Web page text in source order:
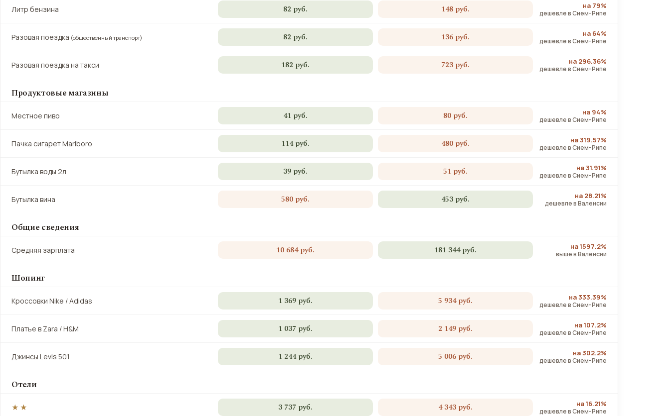
Литр бензина 82 руб. 148 руб. на 79%
дешевле в Сием-Рипе
Разовая поездка (общественный транспорт) 82 руб. 136 руб. на 64%
дешевле в Сием-Рипе
Разовая поездка на такси 182 руб. 723 руб. на 296.36%
дешевле в Сием-Рипе
Продуктовые магазины
Местное пиво 41 руб. 80 руб. на 94%
дешевле в Сием-Рипе
Пачка сигарет Marlboro 114 руб. 480 руб. на 319.57%
дешевле в Сием-Рипе
Бутылка воды 2л 39 руб. 51 руб. на 31.91%
дешевле в Сием-Рипе
Бутылка вина 580 руб. 453 руб. на 28.21%
дешевле в Валенсии
Общие сведения
Средняя зарплата 10 684 руб. 181 344 руб. на 1597.2%
выше в Валенсии
Шопинг
Кроссовки Nike / Adidas 1 369 руб. 5 934 руб. на 333.39%
дешевле в Сием-Рипе
Платье в Zara / H&M 1 037 руб. 2 149 руб. на 107.2%
дешевле в Сием-Рипе
Джинсы Levis 501 1 244 руб. 5 006 руб. на 302.2%
дешевле в Сием-Рипе
Отели
★★ 3 737 руб. 4 343 руб. на 16.21%
дешевле в Сием-Рипе